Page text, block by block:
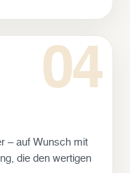
04
– auf Wunsch mit
die den wertigen